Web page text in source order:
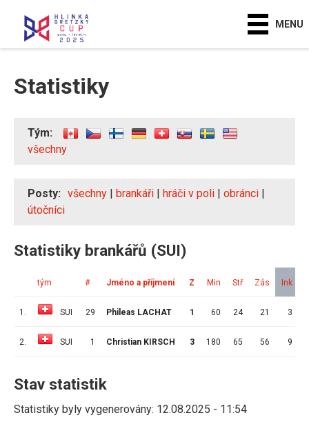
MENU
Statistiky
Tým:
všechny
Posty: všechny | brankáři | hráči v poli | obránci |
útočníci
Statistiky brankářů (SUI)
tým # Jméno a příjmení Z Min Stř Zás Ink
1. SUI 29 Phileas LACHAT 1 60 24 21 3
2. SUI 1 Christian KIRSCH 3 180 65 56 9
Stav statistik
Statistiky byly vygenerovány: 12.08.2025 - 11:54